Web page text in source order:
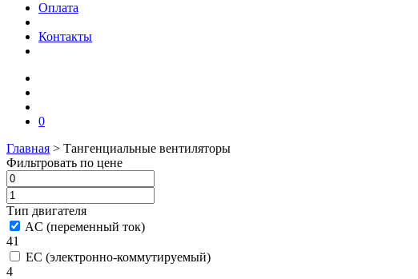
Оплата
Контакты
0
Главная > Тангенциальные вентиляторы
Фильтровать по цене
Тип двигателя
AC (переменный ток)
41
EC (электронно-коммутируемый)
4